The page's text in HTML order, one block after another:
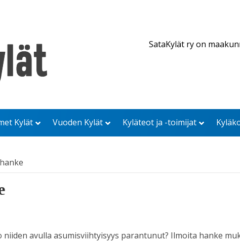
SataKylät ry on
Kylät Vuoden Kylät Kyläteot ja -toimijat
avulla asumisviihtyisyys parantunut? Ilmoita hanke